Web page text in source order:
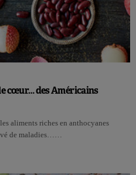
cœur… des Américains
aliments riches en anthocyanes
de maladies……